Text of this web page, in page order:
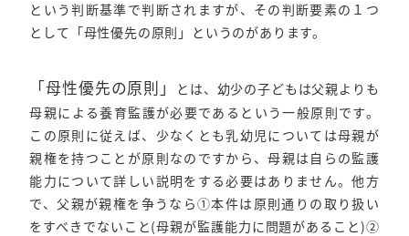
という判断基準で判断されますが、その判断要素の１つ
として「母性優先の原則」というのがあります。
「母性優先の原則」
とは、幼少の子どもは父親よりも
母親による養育監護が必要であるという一般原則です。
この原則に従えば、少なくとも乳幼児については母親が
親権を持つことが原則なのですから、母親は自らの監護
能力について詳しい説明をする必要はありません。他方
で、父親が親権を争うなら①本件は原則通りの取り扱い
をすべきでないこと(母親が監護能力に問題があること)②